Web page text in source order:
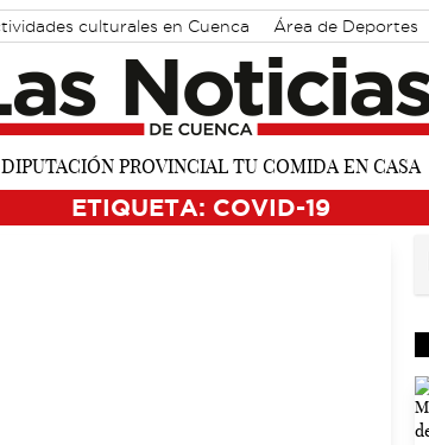
culturales en Cuenca Área de Deportes
ETIQUETA: COVID-19